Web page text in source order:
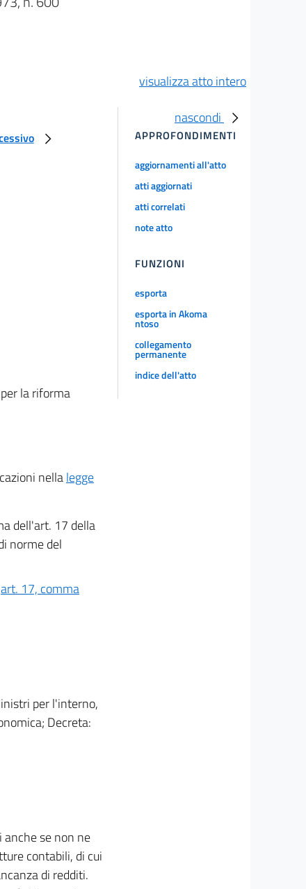
visualizza atto intero
la riforma
nellalegge
dell'art. 17 della
norme del
art. 17, comma
per l'interno,
Decreta:
se non ne
contabili, di cui
di redditi.
nascondi
APPROFONDIMENTI
aggiornamenti all'atto
atti aggiornati
atti correlati
note atto
FUNZIONI
esporta
esporta in Akoma
ntoso
collegamento
permanente
indice dell'atto